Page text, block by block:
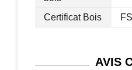
Certificat Bois
AVIS